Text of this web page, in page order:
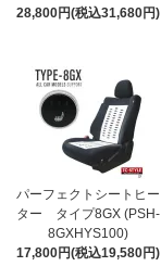
28,800円(税込31,680円)
パーフェクトシートヒー
ター タイプ8GX (PSH-
8GXHYS100)
17,800円(税込19,580円)